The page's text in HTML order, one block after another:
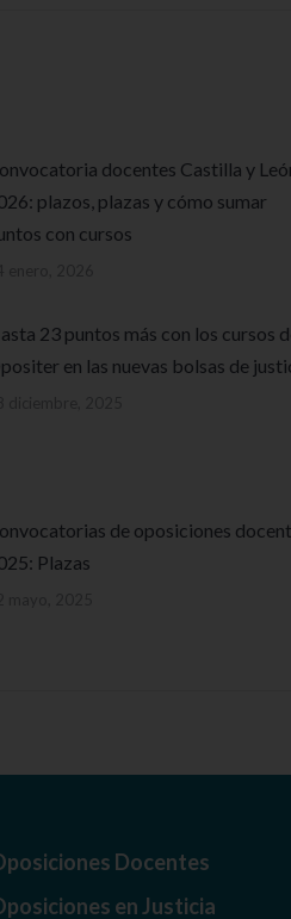
docentes Castilla y
plazos, plazas y cómo sumar
con cursos
23 puntos más con los cursos
en las nuevas bolsas de
de oposiciones
Plazas
Docentes
en Justicia